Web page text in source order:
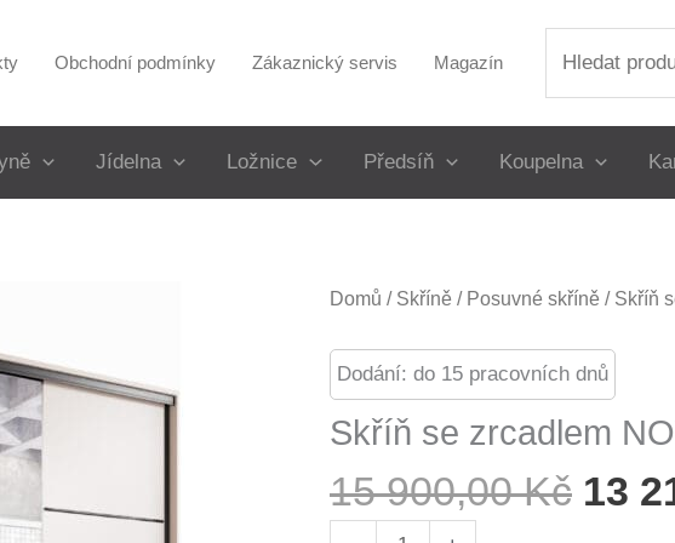
Obchodní podmínky Zákaznický servis Magazín
Jídelna Ložnice Předsíň Koupelna
Domů / Skříně / Posuvné skříně / Skříň
Dodání: do 15 pracovních dnů
Skříň se zrcadlem
15 900,00Kč 13